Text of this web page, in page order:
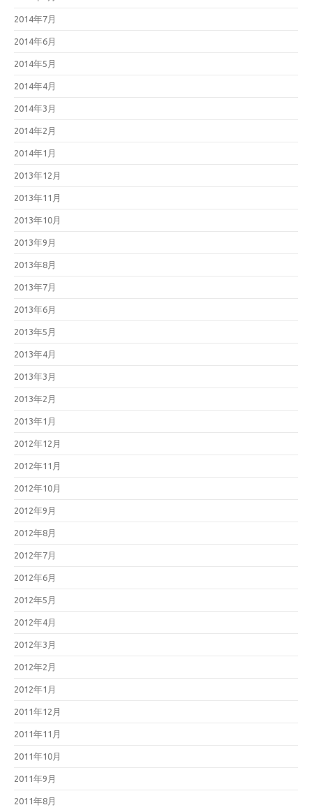
2014年7月
2014年6月
2014年5月
2014年4月
2014年3月
2014年2月
2014年1月
2013年12月
2013年11月
2013年10月
2013年9月
2013年8月
2013年7月
2013年6月
2013年5月
2013年4月
2013年3月
2013年2月
2013年1月
2012年12月
2012年11月
2012年10月
2012年9月
2012年8月
2012年7月
2012年6月
2012年5月
2012年4月
2012年3月
2012年2月
2012年1月
2011年12月
2011年11月
2011年10月
2011年9月
2011年8月